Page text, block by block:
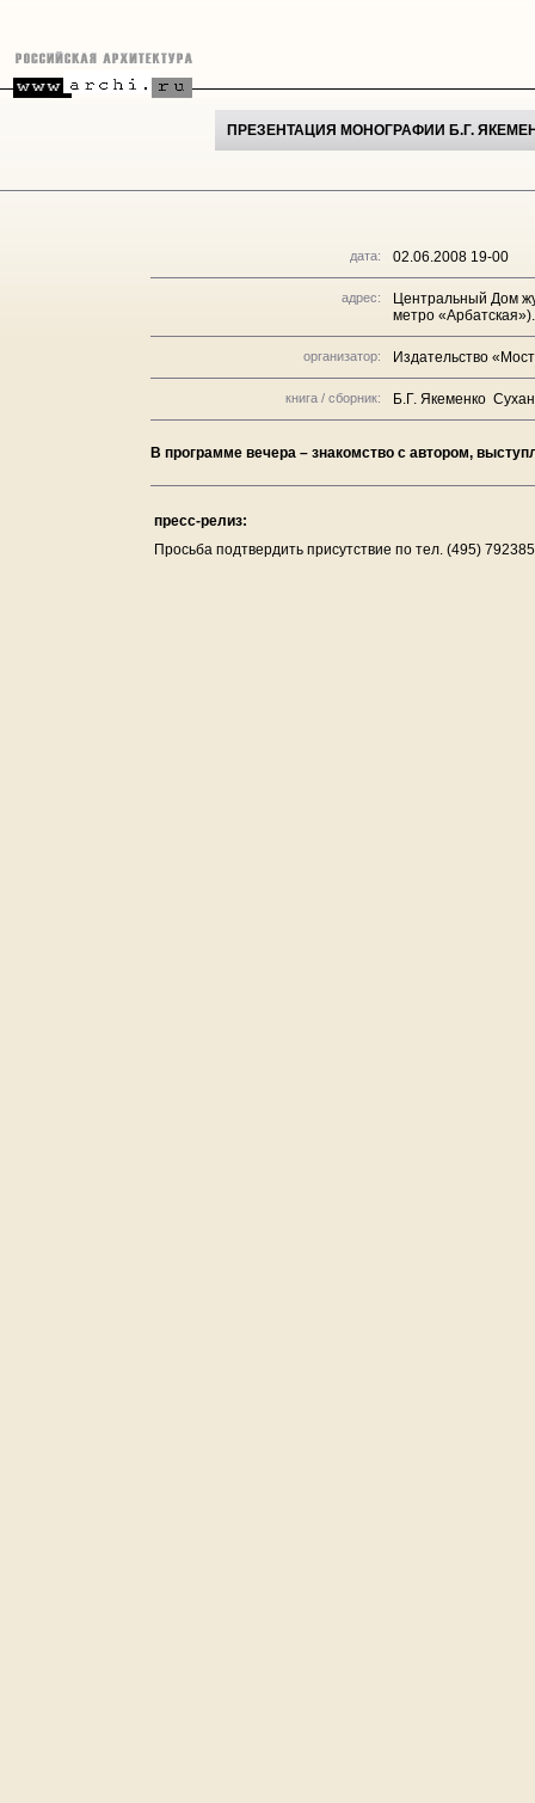
ПРЕЗЕНТАЦИЯ МОНОГРАФИИ Б.Г.
дата: 02.06.2008 19-00
адрес:
Центральный Дом
метро «Арбатская»).
организатор: Издательство
книга / сборник: Б.Г. Якеменко
В программе вечера – знакомство с автором,
пресс-релиз:
Просьба подтвердить присутствие по тел. (495)